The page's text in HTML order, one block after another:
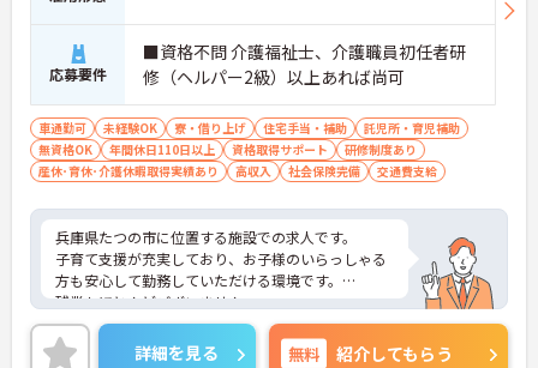
応募要件
■資格不問 介護福祉士、介護職員初任者研
修（ヘルパー2級）以上あれば尚可
車通勤可 未経験OK 寮・借り上げ 住宅手当・補助
託児所・育児補助
無資格OK
年間休日110日以上 資格取得サポート
研修制度あり
産休･育休･介護休暇取得実績あり
高収入 社会保険完備 交通費支給
兵庫県たつの市に位置する施設での求人です。
子育て支援が充実しており、お子様のいらっしゃる
方も安心して勤務していただける環境です。
残業もほとんどございません。
ご興味のある方はお気軽にお問い合わせ下さい。
詳細を見る 無料 紹介してもらう